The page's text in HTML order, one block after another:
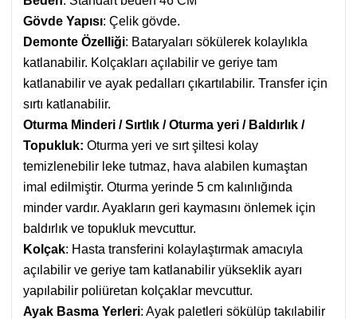
Gövde Yapısı: Çelik gövde.
Demonte Özelliği: Bataryaları sökülerek kolaylıkla
katlanabilir. Kolçakları açılabilir ve geriye tam
katlanabilir ve ayak pedalları çıkartılabilir. Transfer için
sırtı katlanabilir.
Oturma Minderi / Sırtlık / Oturma yeri / Baldırlık /
Topukluk: Oturma yeri ve sırt şiltesi kolay
temizlenebilir leke tutmaz, hava alabilen kumaştan
imal edilmiştir. Oturma yerinde 5 cm kalınlığında
minder vardır. Ayakların geri kaymasını önlemek için
baldırlık ve topukluk mevcuttur.
Kolçak: Hasta transferini kolaylaştırmak amacıyla
açılabilir ve geriye tam katlanabilir yükseklik ayarı
yapılabilir poliüretan kolçaklar mevcuttur.
Ayak Basma Yerleri: Ayak paletleri sökülüp takılabilir